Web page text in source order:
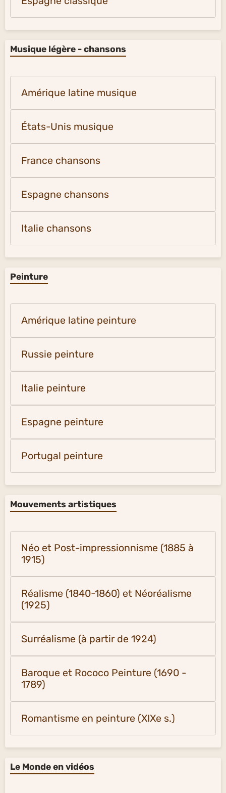
Musique légère - chansons
Amérique latine musique
États-Unis musique
France chansons
Espagne chansons
Italie chansons
Peinture
Amérique latine peinture
Russie peinture
Italie peinture
Espagne peinture
Portugal peinture
Mouvements artistiques
Néo et Post-impressionnisme (1885 à
1915)
Réalisme (1840-1860) et Néoréalisme
(1925)
Surréalisme (à partir de 1924)
Baroque et Rococo Peinture (1690 -
1789)
Romantisme en peinture (XIXe s.)
Le Monde en vidéos